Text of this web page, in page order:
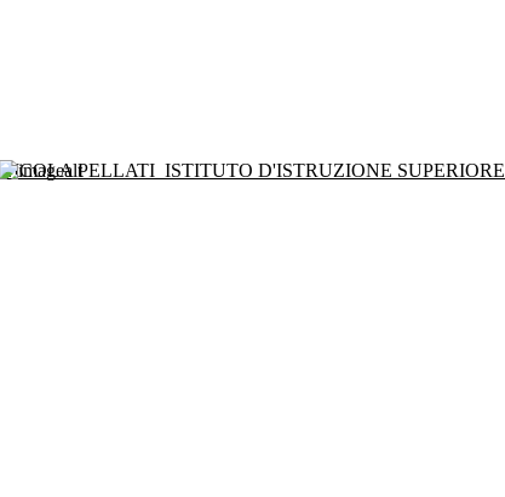
NICOLA PELLATI ISTITUTO D'ISTRUZIONE SUPERIORE